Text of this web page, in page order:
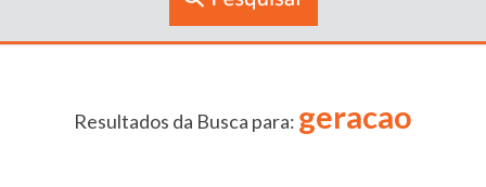
Resultados da Busca para: geracao